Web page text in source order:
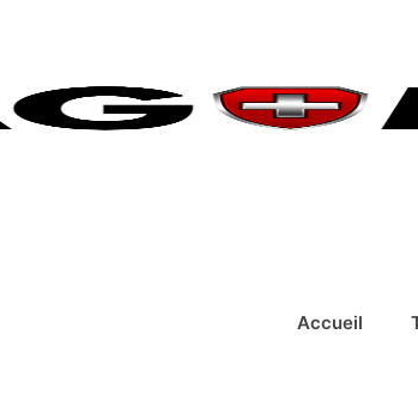
Accueil